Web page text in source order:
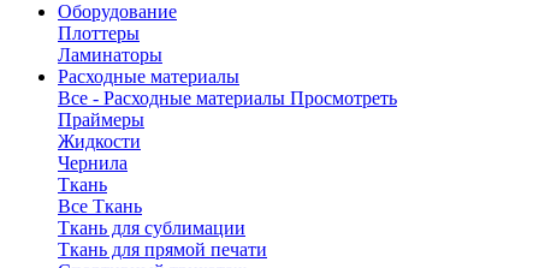
Оборудование
Плоттеры
Ламинаторы
Расходные материалы
Все - Расходные материалы Просмотреть
Праймеры
Жидкости
Чернила
Ткань
Все Ткань
Ткань для сублимации
Ткань для прямой печати